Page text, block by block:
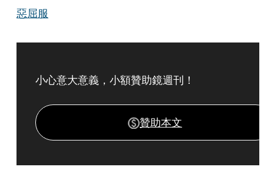
惡屈服
小心意大意義，小額贊助鏡週刊！
贊助本文